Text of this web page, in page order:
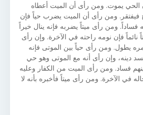
الحي يموت. ومن رأى أن الميت أعطاه
فيفتقر. ومن رأى أن الميت يضرب حياً فإن
ومن رأى ميتاً يضربه فإنه ينال خيراً
فإن نومه راحته في الآخرة. وإن رأى
يطول. ومن رأى حياً بين الموتى فإنه
دينه، وإن رأى أنه مع الموتى وهو حي
فساد. ومن رأى الميت من الكفار وعليه
في الآخرة. ومن رأى ميتاً فأخبره بأنه لا